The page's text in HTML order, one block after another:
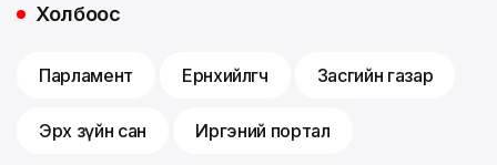
Холбоос
Парламент Ерөнхийлөгч Засгийн газар
Эрх зүйн сан Иргэний портал